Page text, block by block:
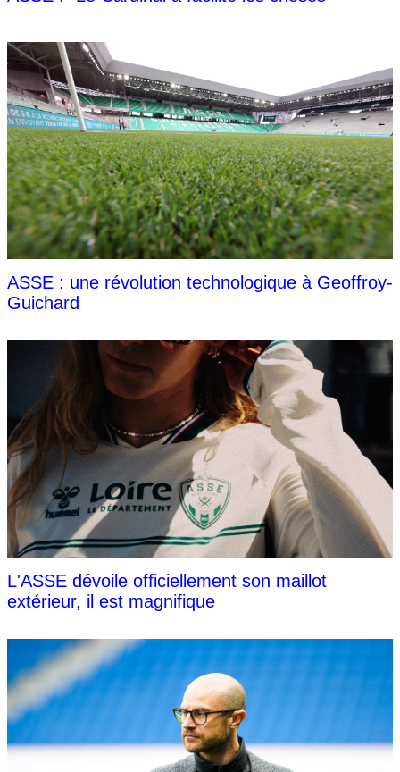
ASSE : une révolution technologique à Geoffroy-
Guichard
L'ASSE dévoile officiellement son maillot
extérieur, il est magnifique